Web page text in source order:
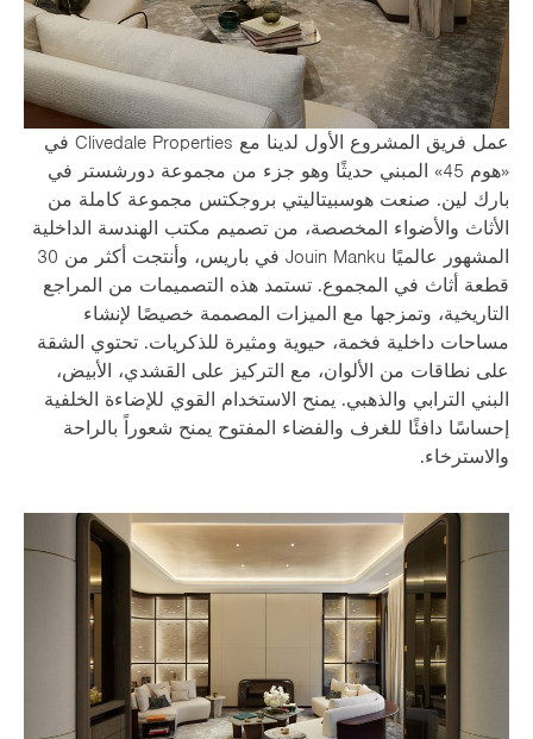
عمل فريق المشروع الأول لدينا مع Clivedale Properties في
«هوم 45» المبني حديثًا وهو جزء من مجموعة دورشستر في
بارك لين. صنعت هوسبيتاليتي بروجكتس مجموعة كاملة من
الأثاث والأضواء المخصصة، من تصميم مكتب الهندسة الداخلية
المشهور عالميًا Jouin Manku في باريس، وأنتجت أكثر من 30
قطعة أثاث في المجموع. تستمد هذه التصميمات من المراجع
التاريخية، وتمزجها مع الميزات المصممة خصيصًا لإنشاء
مساحات داخلية فخمة، حيوية ومثيرة للذكريات. تحتوي الشقة
على نطاقات من الألوان، مع التركيز على القشدي، الأبيض،
البني الترابي والذهبي. يمنح الاستخدام القوي للإضاءة الخلفية
إحساسًا دافئًا للغرف والفضاء المفتوح يمنح شعوراً بالراحة
والاسترخاء.